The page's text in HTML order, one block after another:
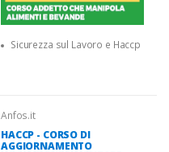
Sicurezza sul Lavoro e Haccp
Anfos.it
HACCP - CORSO DI
AGGIORNAMENTO